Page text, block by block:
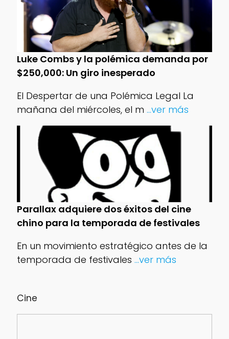
Cine
Luke Combs y la polémica demanda por
$250,000: Un giro inesperado
El Despertar de una Polémica Legal La
mañana del miércoles, el m ...ver más
Parallax adquiere dos éxitos del cine
chino para la temporada de festivales
En un movimiento estratégico antes de la
temporada de festivales ...ver más